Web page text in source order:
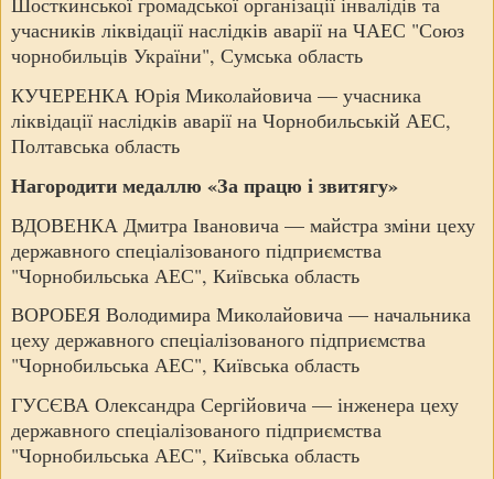
учасників ліквідації наслідків аварії на ЧАЕС "Союз
чорнобильців України", Сумська область
КУЧЕРЕНКА Юрія Миколайовича — учасника
ліквідації наслідків аварії на Чорнобильській АЕС,
Полтавська область
Нагородити медаллю «За працю і звитягу»
ВДОВЕНКА Дмитра Івановича — майстра зміни цеху
державного спеціалізованого підприємства
"Чорнобильська АЕС", Київська область
ВОРОБЕЯ Володимира Миколайовича — начальника
цеху державного спеціалізованого підприємства
"Чорнобильська АЕС", Київська область
ГУСЄВА Олександра Сергійовича — інженера цеху
державного спеціалізованого підприємства
"Чорнобильська АЕС", Київська область